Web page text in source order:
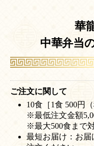
華
中華弁当
ご注文に関して
10食［1食 500円
※最低注文金額
※最大500食まで
最短お届け：お